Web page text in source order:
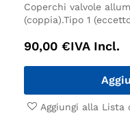
Coperchi valvole
(coppia).Tipo 1
90,00 €IVA Incl.
Aggiungi alla Lista